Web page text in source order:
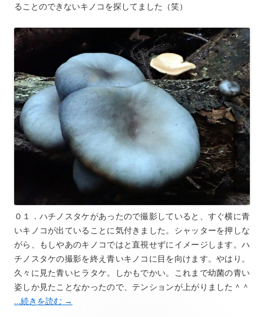
ることのできないキノコを探してました（笑）
０１．ハチノスタケがあったので撮影していると、すぐ横に青
いキノコが出ていることに気付きました。シャッターを押しな
がら、もしやあのキノコではと直視せずにイメージします。ハ
チノスタケの撮影を終え青いキノコに目を向けます。やはり。
久々に見た青いヒラタケ。しかもでかい。これまで幼菌の青い
姿しか見たことなかったので、テンションが上がりました＾＾
…続きを読む →